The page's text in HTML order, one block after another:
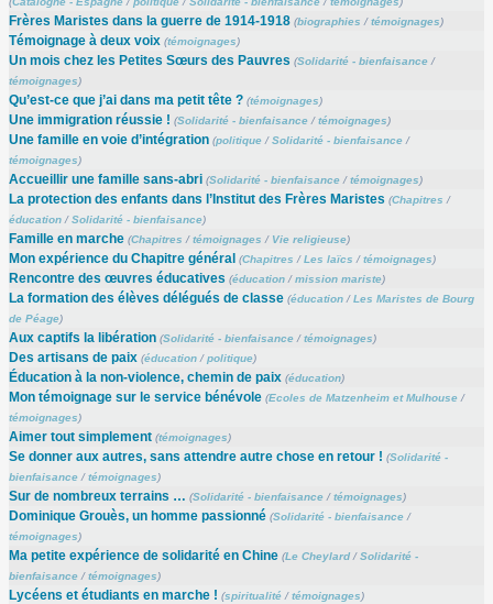
Frères Maristes dans la guerre de 1914-1918 (biographies /témoignages)
Témoignage à deux voix (témoignages)
Un mois chez les Petites Sœurs des Pauvres (Solidarité - bienfaisance/
témoignages)
Qu’est-ce que j’ai dans ma petit tête ? (témoignages)
Une immigration réussie ! (Solidarité - bienfaisance/témoignages)
Une famille en voie d’intégration (politique/Solidarité - bienfaisance/
témoignages)
Accueillir une famille sans-abri (Solidarité - bienfaisance/témoignages)
La protection des enfants dans l’Institut des Frères Maristes (Chapitres /
éducation/Solidarité - bienfaisance)
Famille en marche (Chapitres /témoignages / Vie religieuse)
Mon expérience du Chapitre général (Chapitres /Les laïcs /témoignages)
Rencontre des œuvres éducatives (éducation/mission mariste)
La formation des élèves délégués de classe (éducation/Les Maristes de Bourg
de Péage)
Aux captifs la libération (Solidarité - bienfaisance/témoignages)
Des artisans de paix (éducation/politique)
Éducation à la non-violence, chemin de paix (éducation)
Mon témoignage sur le service bénévole (Ecoles de Matzenheim et Mulhouse/
témoignages)
Aimer tout simplement (témoignages)
Se donner aux autres, sans attendre autre chose en retour ! (Solidarité -
bienfaisance/témoignages)
Sur de nombreux terrains … (Solidarité - bienfaisance/témoignages)
Dominique Grouès, un homme passionné (Solidarité - bienfaisance/
témoignages)
Ma petite expérience de solidarité en Chine (Le Cheylard/Solidarité -
bienfaisance/témoignages)
Lycéens et étudiants en marche ! (spiritualité/témoignages)